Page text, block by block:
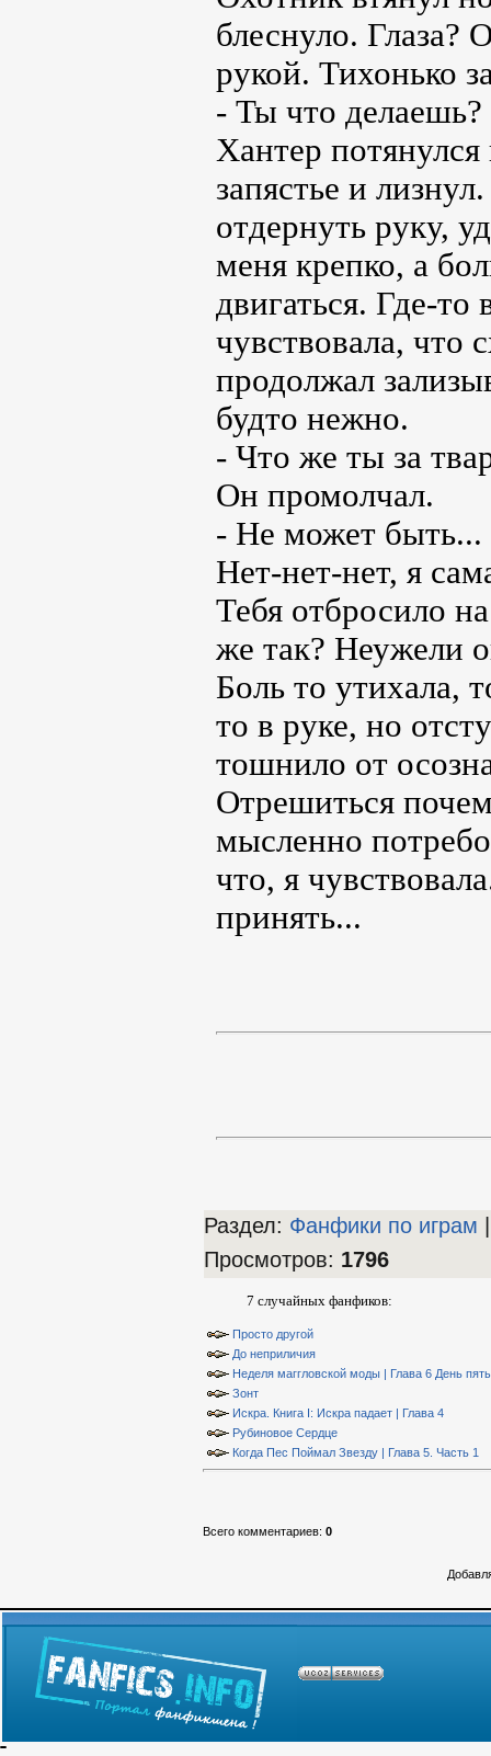
блеснуло. Глаза?
рукой. Тихонько
- Ты что делаешь?
Хантер
запястье и
отдернуть руку,
меня крепко, а
двигаться. Где-то
чувствовала, что
продолжал
будто нежно.
- Что же ты за
Он промолчал.
- Не может
Нет-нет-нет, я
Тебя отбросило
же так? Неужели
Боль то утихала,
то в руке, но
тошнило от
Отрешиться
мысленно
что, я
принять...
Раздел: Фанфики по играм
Просмотров: 1796
7 случайных фанфиков:
Просто другой
До неприличия
Неделя маггловской моды | Глава 6 День
Зонт
Искра. Книга I: Искра падает | Глава 4
Рубиновое Сердце
Когда Пес Поймал Звезду | Глава 5. Часть 1
Всего комментариев: 0